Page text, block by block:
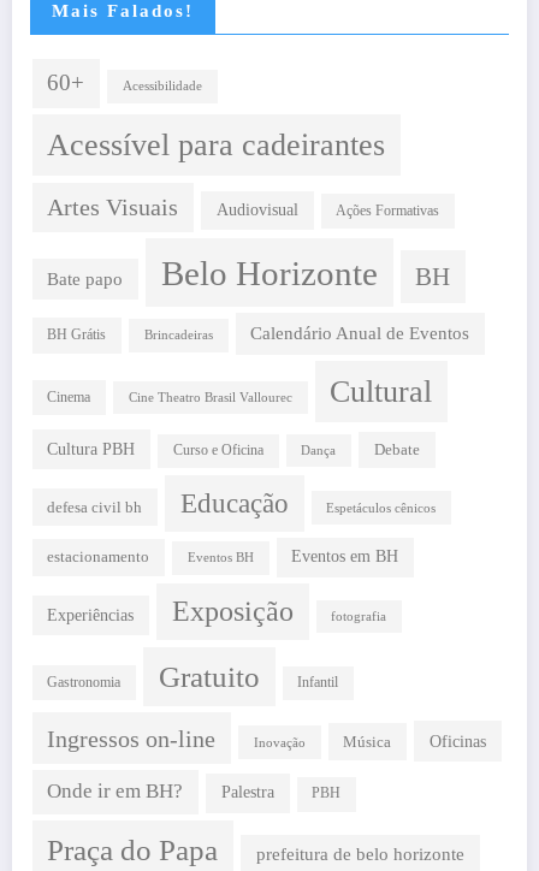
Mais Falados!
60+ Acessibilidade
Acessível para cadeirantes
Artes Visuais Audiovisual Ações Formativas
Bate papo Belo Horizonte BH
BH Grátis Brincadeiras Calendário Anual de Eventos
Cinema Cine Theatro Brasil Vallourec Cultural
Cultura PBH Curso e Oficina Dança Debate
defesa civil bh Educação Espetáculos cênicos
estacionamento Eventos BH Eventos em BH
Experiências Exposição fotografia
Gastronomia Gratuito Infantil
Ingressos on-line Inovação Música Oficinas
Onde ir em BH? Palestra PBH
Praça do Papa prefeitura de belo horizonte